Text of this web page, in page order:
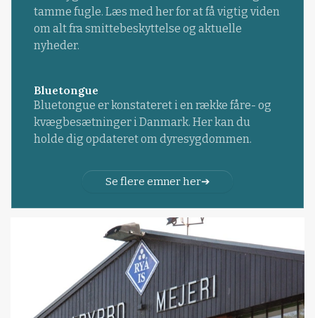
tamme fugle. Læs med her for at få vigtig viden
om alt fra smittebeskyttelse og aktuelle
nyheder.
Bluetongue
Bluetongue er konstateret i en række fåre- og
kvægbesætninger i Danmark. Her kan du
holde dig opdateret om dyresygdommen.
Se flere emner her